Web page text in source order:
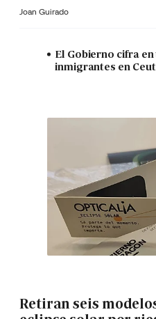
Joan Guirado
El Gobierno cifra
inmigrantes en
Retiran seis